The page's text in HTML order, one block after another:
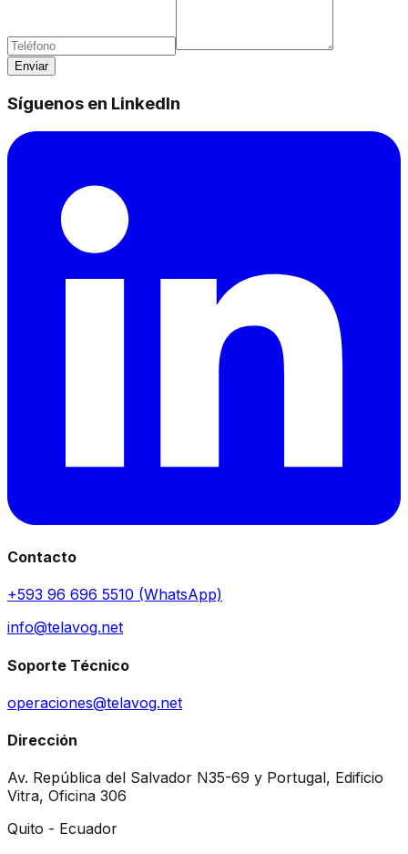
Enviar
Síguenos en LinkedIn
Contacto
+593 96 696 5510 (WhatsApp)
info@telavog.net
Soporte Técnico
operaciones@telavog.net
Dirección
Av. República del Salvador N35-69 y Portugal, Edificio
Vitra, Oficina 306
Quito - Ecuador